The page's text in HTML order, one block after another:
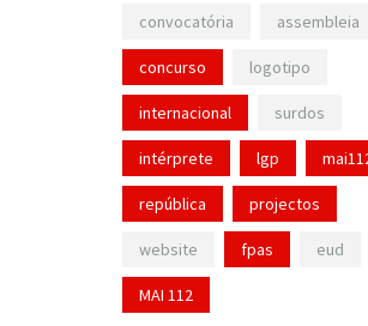
convocatória assembleia
concurso logotipo
internacional surdos
intérprete lgp
república projectos
website fpas eud
MAI 112